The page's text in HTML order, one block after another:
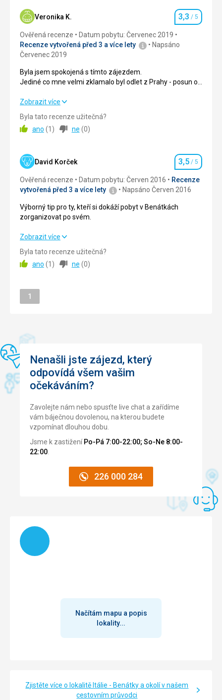
Snídaně - neurazila
Ubytování klasické na Itálii, maličký hotel, pouze
snídaně - není možné si zde zakoupit večeře, žádné
jídlo, vybavení dostačující, obsluha hotelu výborná,
klimatizace super.
Služby
Veronika K. Hodnocení
3,3 / 5
Ověřená recenze
Datum pobytu: Červenec 2019
Recenze vytvořená před 3 a více lety
Napsáno
Červenec 2019
Byla jsem spokojená s tímto zájezdem.
Jediné co mne velmi zklamalo byl odlet z Prahy - posun o
výlet hodně. Volila jsem záměrně dražší letenky, abych byla
ještě později než kdybych zvolila levnější variantu letenky -
CA nijak nekompenzovala, i přesto, že jsem je o to
Byla jsem spokojená s tímto zájezdem.
4 hodiny - což je v rámci toho, že jedete na prodloužený
výlet hodně. Volila jsem záměrně dražší letenky, abych byla
CA nijak nekompenzovala, i přesto, že jsem je o to
požádala.
Strava 3,0
Ubytování
Cena
Snídaně - neurazila
Ubytování
dostačující, obsluha hotelu výborná, klimatizace super.
Žádné služby navíc, personál velmi příjemný
Zobrazit více
Byla tato recenze užitečná?
ano (1 ) ne (0)
David Korček Hodnocení
3,5 / 5
Ověřená recenze Datum pobytu: Červen 2016
Recenze
vytvořená před 3 a více lety
Napsáno Červen 2016
Výborný tip pro ty, kteří si dokáží pobyt v Benátkách
zorganizovat po svém.
Výborný tip pro ty, kteří si dokáží pobyt v Benátkách
Strava
Služby
Strava
Pouze snídaně. Výběr vcelku dobrý: sýry, uzeniny, sladké
pečivo, káva a další nápoje. Pro příznivce zdravého
stravování však byl na výběr jen jogurt, müsli a něco ovoce.
Tříhvězdičkový hotel v typickém benátském paláci. Pokoje
krásné, čisté.
Zobrazit více
Byla tato recenze užitečná?
ano (1 ) ne (0)
Stránka
1
Nenašli jste zájezd, který
odpovídá všem vašim
očekáváním?
Zavolejte nám nebo spusťte live chat a zařídíme
vám báječnou dovolenou, na kterou budete
vzpomínat dlouhou dobu.
Jsme k zastižení Po-Pá 7:00-22:00; So-Ne 8:00-
22:00
226 000 284
Načítám
Načítám mapu a popis
lokality...
Zjistěte více o lokalitě Itálie - Benátky a okolí v našem
cestovním průvodci